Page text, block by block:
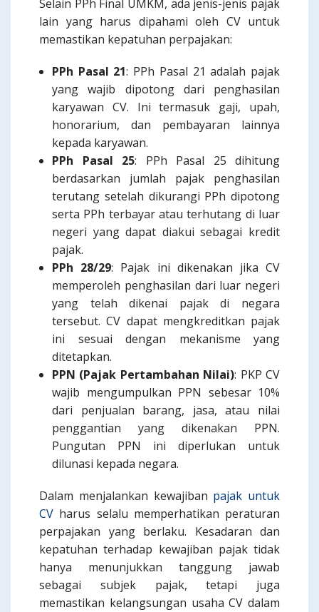
Selain PPh Final UMKM, ada jenis-jenis pajak
lain yang harus dipahami oleh CV untuk
memastikan kepatuhan perpajakan:
PPh Pasal 21: PPh Pasal 21 adalah pajak
yang wajib dipotong dari penghasilan
karyawan CV. Ini termasuk gaji, upah,
honorarium, dan pembayaran lainnya
kepada karyawan.
PPh Pasal 25: PPh Pasal 25 dihitung
berdasarkan jumlah pajak penghasilan
terutang setelah dikurangi PPh dipotong
serta PPh terbayar atau terhutang di luar
negeri yang dapat diakui sebagai kredit
pajak.
PPh 28/29: Pajak ini dikenakan jika CV
memperoleh penghasilan dari luar negeri
yang telah dikenai pajak di negara
tersebut. CV dapat mengkreditkan pajak
ini sesuai dengan mekanisme yang
ditetapkan.
PPN (Pajak Pertambahan Nilai): PKP CV
wajib mengumpulkan PPN sebesar 10%
dari penjualan barang, jasa, atau nilai
penggantian yang dikenakan PPN.
Pungutan PPN ini diperlukan untuk
dilunasi kepada negara.
Dalam menjalankan kewajiban pajak untuk
CV harus selalu memperhatikan peraturan
perpajakan yang berlaku. Kesadaran dan
kepatuhan terhadap kewajiban pajak tidak
hanya menunjukkan tanggung jawab
sebagai subjek pajak, tetapi juga
memastikan kelangsungan usaha CV dalam